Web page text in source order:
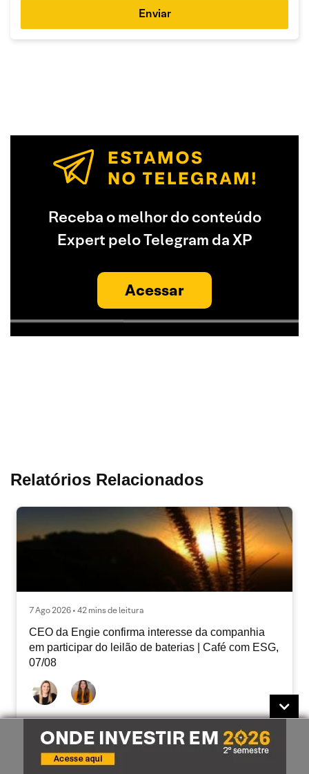
Enviar
Receba o melhor do conteúdo
Expert pelo Telegram da XP
Acessar
Relatórios Relacionados
7 Ago 2026 • 42 mins de leitura
CEO da Engie confirma interesse da companhia
em participar do leilão de baterias | Café com ESG,
07/08